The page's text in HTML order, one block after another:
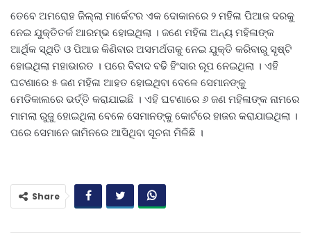
ତେବେ ଅମରୋହ ଜିଲ୍ଲା ମାର୍କେଟର ଏକ ଦୋକାନରେ ୨ ମହିଳା ପିଆଜ ଦରକୁ
ନେଇ ଯୁକ୍ତିତର୍କ ଆରମ୍ଭ ହୋଇଥିଲା । ଜଣେ ମହିଳା ଅନ୍ୟ ମହିଳାଙ୍କ
ଆର୍ଥିକ ସ୍ଥିତି ଓ ପିଆଜ କିଣିବାର ଅସମର୍ଥତାକୁ ନେଇ ଯୁକ୍ତି କରିବାରୁ ସୃଷ୍ଟି
ହୋଇଥିଲା ମହାଭାରତ । ପରେ ବିବାଦ ବଢି ହିଂସାର ରୂପ ନେଇଥିଲା । ଏହି
ଘଟଣାରେ ୫ ଜଣ ମହିଳା ଆହତ ହୋଇଥିବା ବେଳେ ସେମାନଙ୍କୁ
ମେଡିକାଲରେ ଭର୍ତ୍ତି କରାଯାଇଛି । ଏହି ଘଟଣାରେ ୬ ଜଣ ମହିଳାଙ୍କ ନାମରେ
ମାମଲା ରୁଜୁ ହୋଇଥିଲା ବେଳେ ସେମାନଙ୍କୁ କୋର୍ଟରେ ହାଜର କରାଯାଇଥିଲା ।
ପରେ ସେମାନେ ଜାମିନରେ ଆସିଥିବା ସୂଚନା ମିଳିଛି ।
Share